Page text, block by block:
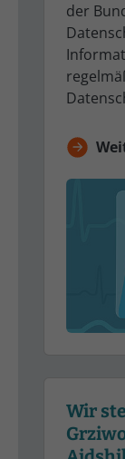
der
Wir